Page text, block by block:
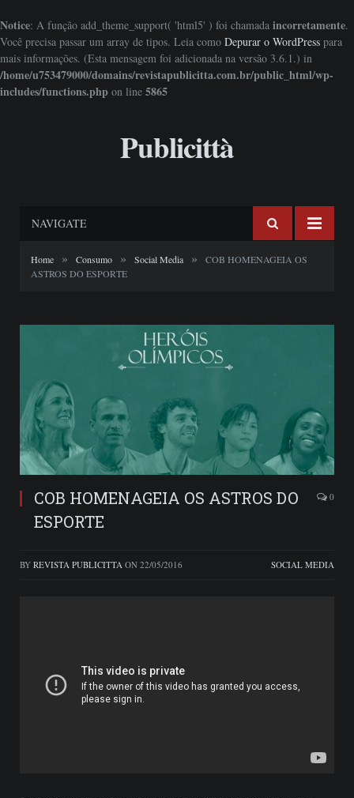
Notice: A função add_theme_support( 'html5' ) foi chamada incorretamente.
Você precisa passar um array de tipos. Leia como Depurar o WordPress para
mais informações. (Esta mensagem foi adicionada na versão 3.6.1.) in
/home/u753479000/domains/revistapublicitta.com.br/public_html/wp-
includes/functions.php on line 5865
Publicittà
NAVIGATE
Home » Consumo » Social Media »
COB HOMENAGEIA OS
ASTROS DO ESPORTE
COB HOMENAGEIA OS ASTROS DO
ESPORTE
0
BY REVISTA PUBLICITTA ON 22/05/2016 SOCIAL MEDIA